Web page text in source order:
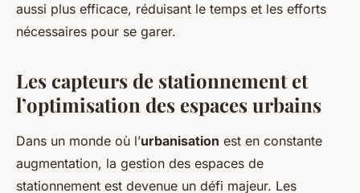
aussi plus efficace, réduisant le temps et les efforts
nécessaires pour se garer.
Les capteurs de stationnement et
l’optimisation des espaces urbains
Dans un monde où l’urbanisation est en constante
augmentation, la gestion des espaces de
stationnement est devenue un défi majeur. Les